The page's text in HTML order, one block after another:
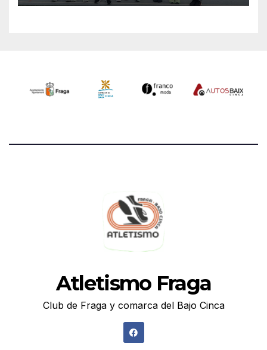
Atletismo Fraga
Club de Fraga y comarca del Bajo Cinca